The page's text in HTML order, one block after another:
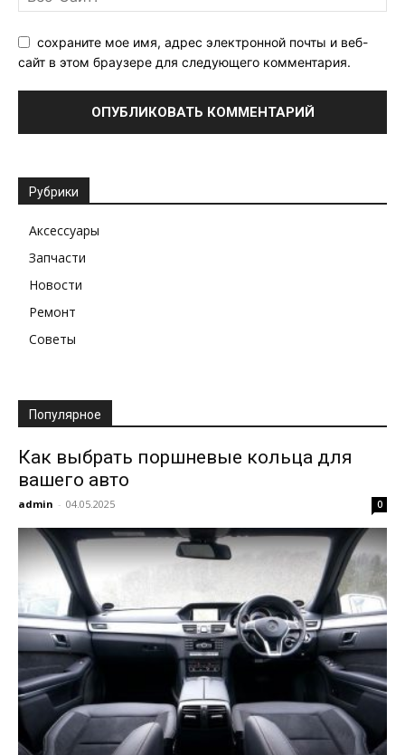
сохраните мое имя, адрес электронной почты и веб-
сайт в этом браузере для следующего комментария.
Рубрики
Аксессуары
Запчасти
Новости
Ремонт
Советы
Популярное
Как выбрать поршневые кольца для
вашего авто
admin - 04.05.2025 0